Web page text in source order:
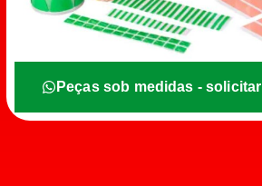
Peças sob medidas - solicitar